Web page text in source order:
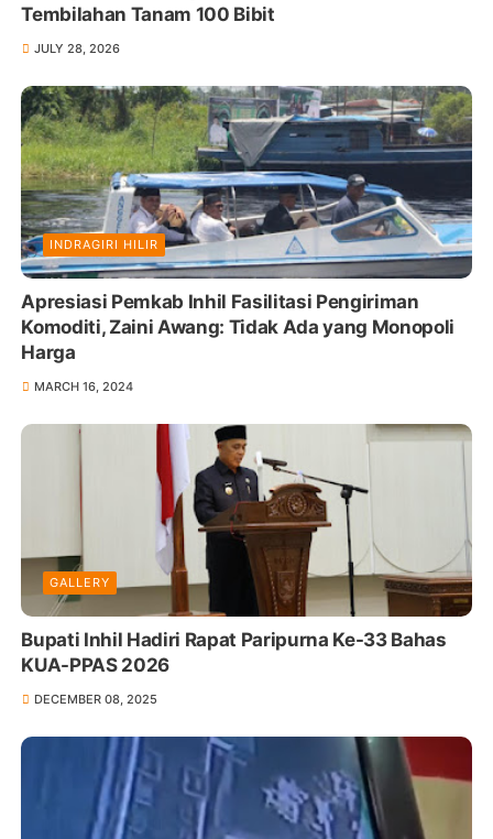
Tembilahan Tanam 100 Bibit
JULY 28, 2026
INDRAGIRI HILIR
Apresiasi Pemkab Inhil Fasilitasi Pengiriman
Komoditi, Zaini Awang: Tidak Ada yang Monopoli
Harga
MARCH 16, 2024
GALLERY
Bupati Inhil Hadiri Rapat Paripurna Ke-33 Bahas
KUA-PPAS 2026
DECEMBER 08, 2025